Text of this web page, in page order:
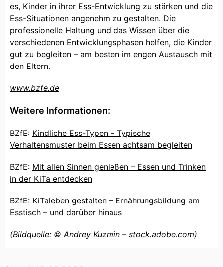
es, Kinder in ihrer Ess-Entwicklung zu stärken und die
Ess-Situationen angenehm zu gestalten. Die
professionelle Haltung und das Wissen über die
verschiedenen Entwicklungsphasen helfen, die Kinder
gut zu begleiten – am besten im engen Austausch mit
den Eltern.
www.bzfe.de
Weitere Informationen:
BZfE: Kindliche Ess-Typen – Typische
Verhaltensmuster beim Essen achtsam begleiten
BZfE: Mit allen Sinnen genießen – Essen und Trinken
in der KiTa entdecken
BZfE: KiTaleben gestalten – Ernährungsbildung am
Esstisch – und darüber hinaus
(Bildquelle: © Andrey Kuzmin – stock.adobe.com)